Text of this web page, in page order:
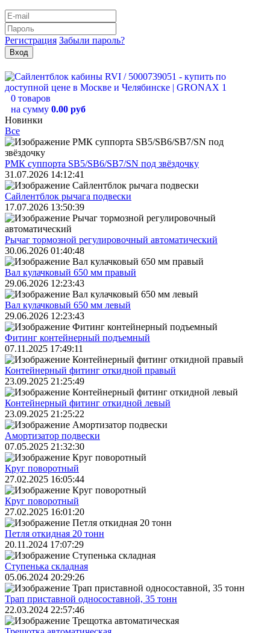
Регистрация Забыли пароль?
0 товаров
на сумму 0.00 руб
Новинки
Все
РМК суппорта SB5/SB6/SB7/SN под звёздочку
31.07.2026 14:12:41
Сайлентблок рычага подвески
17.07.2026 13:50:39
Рычаг тормозной регулировочный автоматический
30.06.2026 01:40:48
Вал кулачковый 650 мм правый
29.06.2026 12:23:43
Вал кулачковый 650 мм левый
29.06.2026 12:23:43
Фитинг контейнерный подъемный
07.11.2025 17:49:11
Контейнерный фитинг откидной правый
23.09.2025 21:25:49
Контейнерный фитинг откидной левый
23.09.2025 21:25:22
Амортизатор подвески
07.05.2025 21:32:30
Круг поворотный
27.02.2025 16:05:44
Круг поворотный
27.02.2025 16:01:20
Петля откидная 20 тонн
20.11.2024 17:07:29
Ступенька складная
05.06.2024 20:29:26
Трап приставной односоставной, 35 тонн
22.03.2024 22:57:46